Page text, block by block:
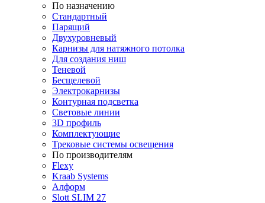
По назначению
Стандартный
Парящий
Двухуровневый
Карнизы для натяжного потолка
Для создания ниш
Теневой
Бесщелевой
Электрокарнизы
Контурная подсветка
Световые линии
3D профиль
Комплектующие
Трековые системы освещения
По производителям
Flexy
Kraab Systems
Алформ
Slott SLIM 27